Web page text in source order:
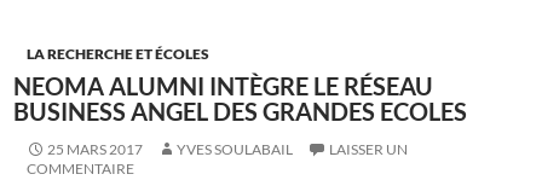
LA RECHERCHE ET ÉCOLES
NEOMA ALUMNI INTÈGRE LE RÉSEAU
BUSINESS ANGEL DES GRANDES ECOLES
25 MARS 2017 YVES SOULABAIL
LAISSER UN
COMMENTAIRE